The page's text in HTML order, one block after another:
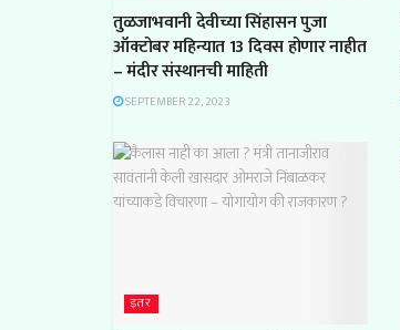
तुळजाभवानी देवीच्या सिंहासन पुजा
ऑक्टोबर महिन्यात 13 दिवस होणार नाहीत
– मंदीर संस्थानची माहिती
SEPTEMBER 22, 2023
इतर